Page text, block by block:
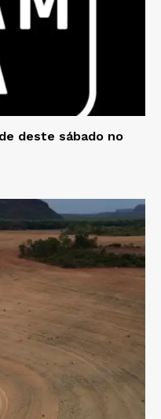
deste sábado no